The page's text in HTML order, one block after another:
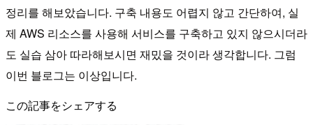
정리를 해보았습니다. 구축 내용도 어렵지 않고 간단하여, 실
제 AWS 리소스를 사용해 서비스를 구축하고 있지 않으시더라
도 실습 삼아 따라해보시면 재밌을 것이라 생각합니다. 그럼
이번 블로그는 이상입니다.
この記事をシェアする